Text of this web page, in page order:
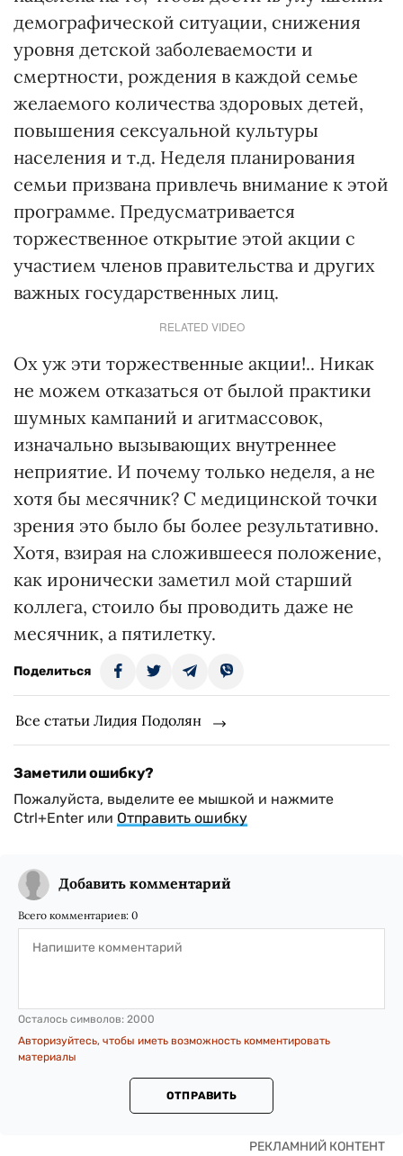
демографической ситуации, снижения
уровня детской заболеваемости и
смертности, рождения в каждой семье
желаемого количества здоровых детей,
повышения сексуальной культуры
населения и т.д. Неделя планирования
семьи призвана привлечь внимание к этой
программе. Предусматривается
торжественное открытие этой акции с
участием членов правительства и других
важных государственных лиц.
RELATED VIDEO
Ох уж эти торжественные акции!.. Никак
не можем отказаться от былой практики
шумных кампаний и агитмассовок,
изначально вызывающих внутреннее
неприятие. И почему только неделя, а не
хотя бы месячник? С медицинской точки
зрения это было бы более результативно.
Хотя, взирая на сложившееся положение,
как иронически заметил мой старший
коллега, стоило бы проводить даже не
месячник, а пятилетку.
Поделиться
Все статьи Лидия Подолян
Заметили ошибку?
Пожалуйста, выделите ее мышкой и нажмите
Ctrl+Enter или Отправить ошибку
Добавить комментарий
Всего комментариев: 0
Осталось символов: 2000
Авторизуйтесь, чтобы иметь возможность комментировать
материалы
ОТПРАВИТЬ